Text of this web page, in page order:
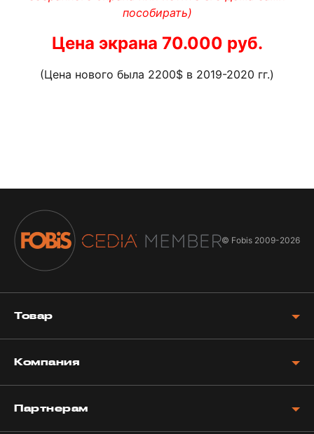
пособирать)
Цена экрана 70.000 руб.
(Цена нового была 2200$ в 2019-2020 гг.)
© Fobis 2009-2026
Товар
Компания
Партнерам